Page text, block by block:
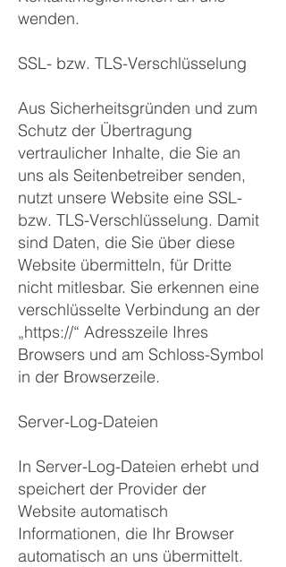
wenden.
SSL- bzw. TLS-Verschlüsselung
Aus Sicherheitsgründen und zum
Schutz der Übertragung
vertraulicher Inhalte, die Sie an
uns als Seitenbetreiber senden,
nutzt unsere Website eine SSL-
bzw. TLS-Verschlüsselung. Damit
sind Daten, die Sie über diese
Website übermitteln, für Dritte
nicht mitlesbar. Sie erkennen eine
verschlüsselte Verbindung an der
„https://“ Adresszeile Ihres
Browsers und am Schloss-Symbol
in der Browserzeile.
Server-Log-Dateien
In Server-Log-Dateien erhebt und
speichert der Provider der
Website automatisch
Informationen, die Ihr Browser
automatisch an uns übermittelt.